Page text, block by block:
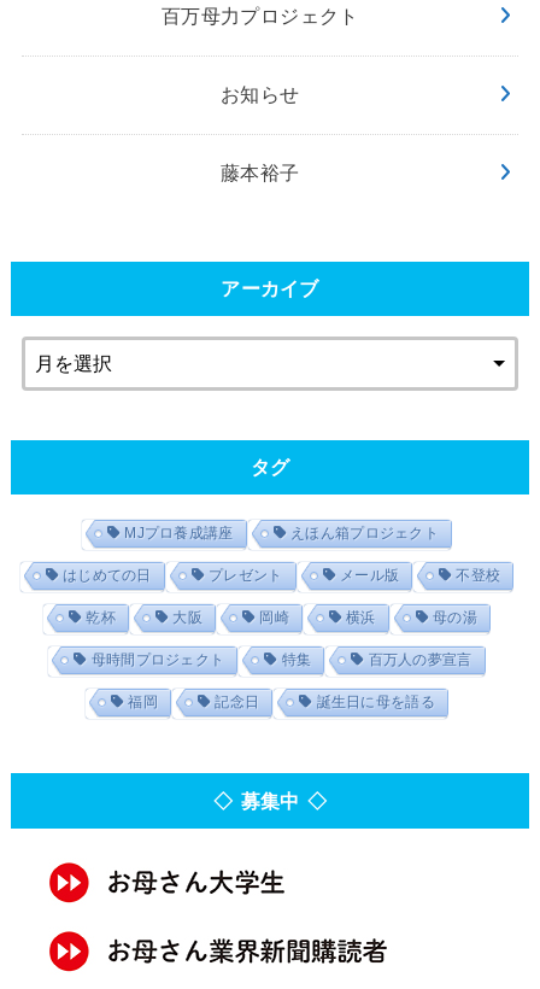
百万母力プロジェクト
お知らせ
藤本裕子
アーカイブ
タグ
MJプロ養成講座 えほん箱プロジェクト
はじめての日 プレゼント メール版 不登校
乾杯 大阪 岡崎 横浜 母の湯
母時間プロジェクト 特集 百万人の夢宣言
福岡 記念日 誕生日に母を語る
◇ 募集中 ◇